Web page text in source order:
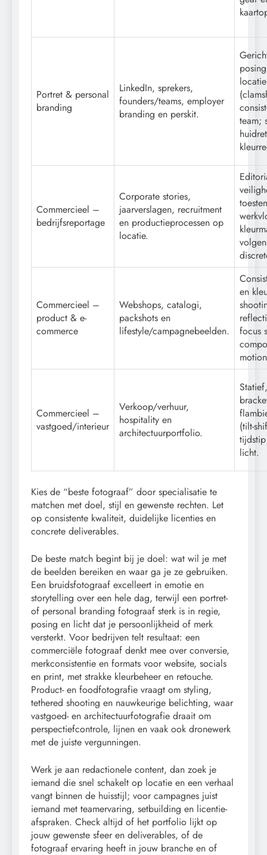
Portret & personal
branding
LinkedIn, sprekers,
founders/teams, employer
branding en perskit.
team;
Commercieel –
bedrijfsreportage
Corporate stories,
jaarverslagen, recruitment
en productieprocessen op
locatie.
Commercieel –
product & e-
commerce
Webshops, catalogi,
packshots en
lifestyle/campagnebeelden.
en
focus
Commercieel –
vastgoed/interieur
Verkoop/verhuur,
hospitality en
architectuurportfolio.
Statief,
(tilt-
licht.
Kies de “beste fotograaf” door specialisatie te
matchen met doel, stijl en gewenste rechten. Let
op consistente kwaliteit, duidelijke licenties en
concrete deliverables.
De beste match begint bij je doel: wat wil je met
de beelden bereiken en waar ga je ze gebruiken.
Een bruidsfotograaf excelleert in emotie en
storytelling over een hele dag, terwijl een portret-
of personal branding fotograaf sterk is in regie,
posing en licht dat je persoonlijkheid of merk
versterkt. Voor bedrijven telt resultaat: een
commerciële fotograaf denkt mee over conversie,
merkconsistentie en formats voor website, socials
en print, met strakke kleurbeheer en retouche.
Product- en foodfotografie vraagt om styling,
tethered shooting en nauwkeurige belichting, waar
vastgoed- en architectuurfotografie draait om
perspectiefcontrole, lijnen en vaak ook dronewerk
met de juiste vergunningen.
Werk je aan redactionele content, dan zoek je
iemand die snel schakelt op locatie en een verhaal
vangt binnen de huisstijl; voor campagnes juist
iemand met teamervaring, setbuilding en licentie-
afspraken. Check altijd of het portfolio lijkt op
jouw gewenste sfeer en deliverables, of de
fotograaf ervaring heeft in jouw branche en of